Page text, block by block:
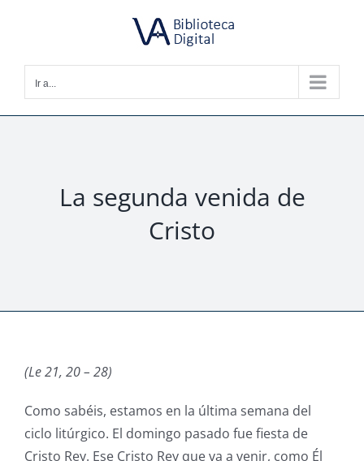
Ir a...
La segunda venida de
Cristo
(Le 21, 20 – 28)
Como sabéis, estamos en la última semana del
ciclo litúrgico. El domingo pasado fue fiesta de
Cristo Rey. Ese Cristo Rey que va a venir, como Él